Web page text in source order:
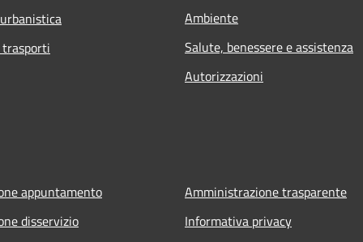
Ambiente
Salute, benessere e assistenza
Autorizzazioni
appuntamento
disservizio
Amministrazione trasparente
Informativa privacy